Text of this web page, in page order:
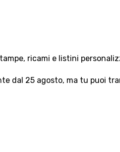
ricami e listini
dal 25 agosto, ma tu puoi